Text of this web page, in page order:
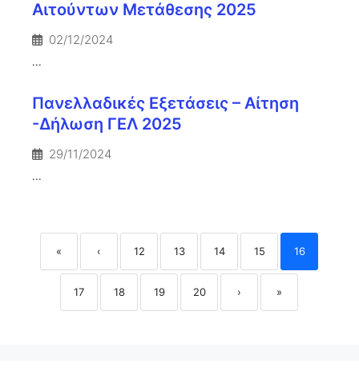
Αιτούντων Μετάθεσης 2025
02/12/2024
...
Πανελλαδικές Εξετάσεις – Αίτηση
-Δήλωση ΓΕΛ 2025
29/11/2024
...
« ‹ 12 13 14 15 16
17 18 19 20 › »